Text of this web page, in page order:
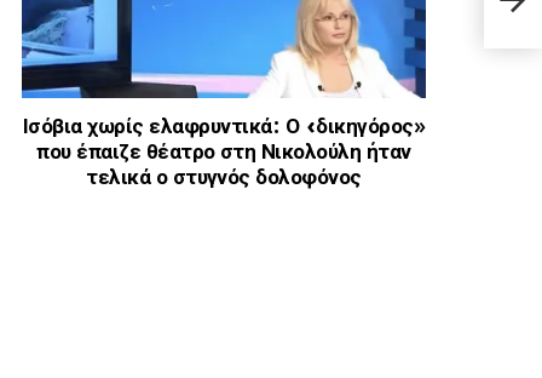
Ισόβια χωρίς ελαφρυντικά: Ο «δικηγόρος»
που έπαιζε θέατρο στη Νικολούλη ήταν
τελικά ο στυγνός δολοφόνος